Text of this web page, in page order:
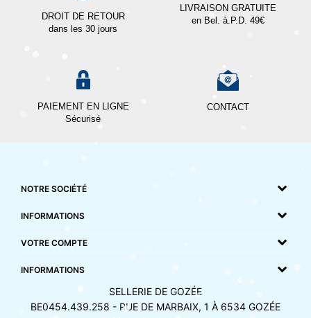
DROIT DE RETOUR
dans les 30 jours
LIVRAISON GRATUITE
en Bel. à.P.D. 49€
PAIEMENT EN LIGNE
Sécurisé
CONTACT
NOTRE SOCIÉTÉ
INFORMATIONS
VOTRE COMPTE
INFORMATIONS
SELLERIE DE GOZÉE
BE0454.439.258 - RUE DE MARBAIX, 1 À 6534 GOZÉE